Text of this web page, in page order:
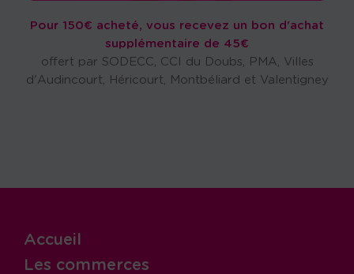
Pour 150€ acheté, vous recevez un bon d'achat
supplémentaire de 45€
offert par SODECC, CCI du Doubs, PMA, Villes
d'Audincourt, Héricourt, Montbéliard et Valentigney
Accueil
Les commerces